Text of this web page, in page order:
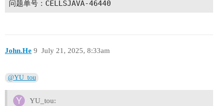
John.He July 21, 2025, 8:33am
9
@YU_tou
YU_tou: